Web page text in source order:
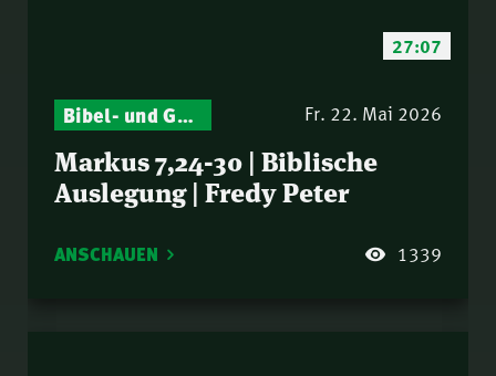
27:07
Bibel- und Gebetsstunde – Jeden Donnerstag neu: Vers-für-Vers-Auslegungen Fr. 22. Mai 2026
Markus 7,24-30 | Biblische
Auslegung | Fredy Peter
ANSCHAUEN 1339